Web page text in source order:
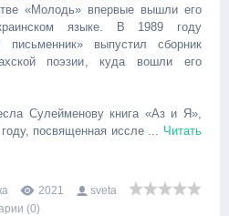
«Молодь» впервые вышли его
языке. В 1989 году
письменник» выпустил сборник
поэзии, куда вошли его
Сулейменову книга «Аз и Я»,
посвященная иссле
Читать
2021
sveta
(0)